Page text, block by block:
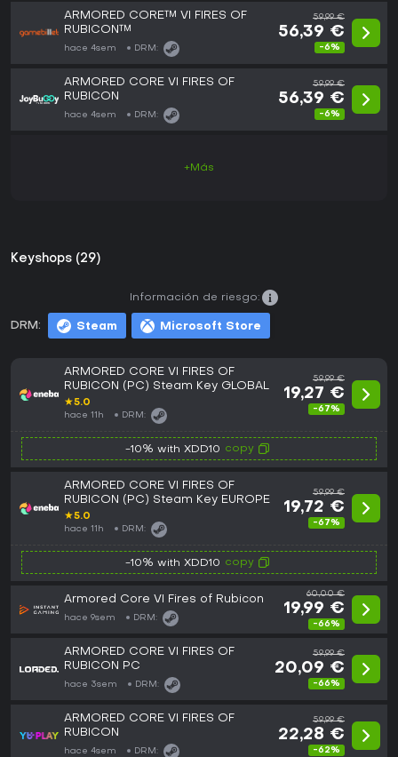
ARMORED CORE™ VI FIRES OF
RUBICON™
hace 4sem DRM:
59,99 €
56,39 €
-6%
ARMORED CORE VI FIRES OF
RUBICON
hace 4sem DRM:
59,99 €
56,39 €
-6%
+Más
Keyshops (29)
DRM: Steam Microsoft Store
Información de riesgo:
ARMORED CORE VI FIRES OF
RUBICON (PC) Steam Key GLOBAL
★5.0
hace 11h DRM:
59,99 €
19,27 €
-67%
-10% with XDD10 copy
ARMORED CORE VI FIRES OF
RUBICON (PC) Steam Key EUROPE
★5.0
hace 11h DRM:
59,99 €
19,72 €
-67%
-10% with XDD10 copy
Armored Core VI Fires of Rubicon
hace 9sem DRM:
60,00 €
19,99 €
-66%
ARMORED CORE VI FIRES OF
RUBICON PC
hace 3sem DRM:
59,99 €
20,09 €
-66%
ARMORED CORE VI FIRES OF
RUBICON
hace 4sem DRM:
59,99 €
22,28 €
-62%